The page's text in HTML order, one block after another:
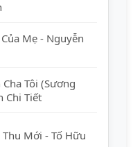
Mẹ - Nguyễn
Tôi (Sương
Chi Tiết
Mới - Tố Hữu